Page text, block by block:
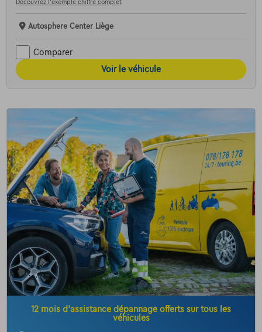
Découvrez l’exemple chiffré complet
Autosphere Center Liège
Comparer
Voir le véhicule
12 mois d’assistance dépannage offerts sur tous les
véhicules